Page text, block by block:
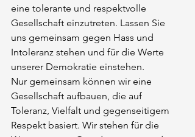
eine tolerante und respektvolle
Gesellschaft einzutreten. Lassen Sie
uns gemeinsam gegen Hass und
Intoleranz stehen und für die Werte
unserer Demokratie einstehen.
Nur gemeinsam können wir eine
Gesellschaft aufbauen, die auf
Toleranz, Vielfalt und gegenseitigem
Respekt basiert. Wir stehen für die